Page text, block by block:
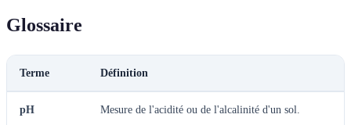
Glossaire
Terme Définition
pH Mesure de l'acidité ou de l'alcalinité d'un sol.